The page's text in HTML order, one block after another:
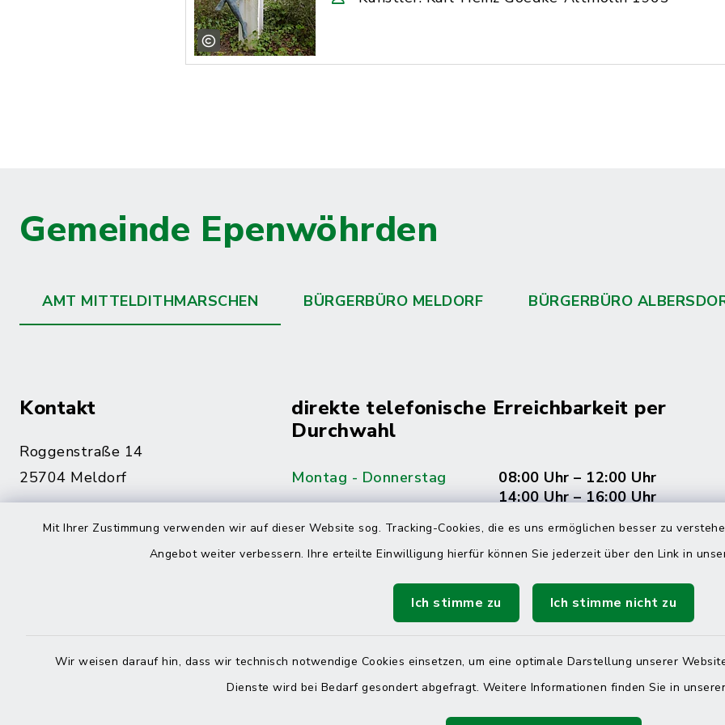
Mit Ihrer Zustimmung verwenden wir auf dieser Website sog. Tracking-Cookies, die es uns ermöglichen besser zu
Angebot weiter verbessern. Ihre erteilte Einwilligung hierfür können Sie jederzeit über den Link in
Ich stimme zu Ich stimme nicht zu
Wir weisen darauf hin, dass wir technisch notwendige Cookies einsetzen, um eine optimale Darstellung unserer
Dienste wird bei Bedarf gesondert abgefragt. Weitere Informationen finden Sie in
Gemeinde Epenwöhrden
AMT MITTELDITHMARSCHEN BÜRGERBÜRO MELDORF BÜRGERBÜRO
Kontakt
Roggenstraße 14
25704 Meldorf
04832 6065-215
direkte telefonische Erreichbarkeit per
Durchwahl
Montag - Donnerstag
08:00 Uhr – 12:00 Uhr
14:00 Uhr – 16:00 Uhr
Freitag
08:00 Uhr – 12:00 Uhr
Online-Terminvereinbarung
Haben Sie ein dringendes Anliegen, finden aber online
keinen zeitnahen Termin? Rufen Sie uns gerne unter der
Telefonnummer 04832 6065 0 an!